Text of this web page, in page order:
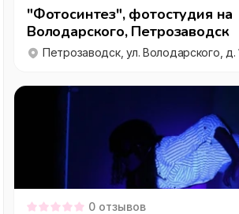
"Фотосинтез", фотостудия на
Володарского, Петрозаводск
Петрозаводск, ул. Володарского, д.
0 отзывов